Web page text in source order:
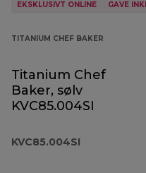
EKSKLUSIVT ONLINE GAVE
TITANIUM CHEF BAKER
Titanium Chef
Baker, sølv
KVC85.004SI
KVC85.004SI